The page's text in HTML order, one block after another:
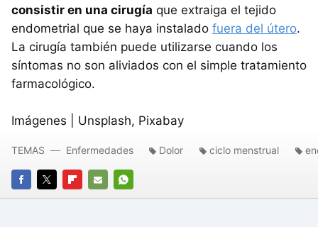
consistir en una cirugía que extraiga el tejido
endometrial que se haya instalado fuera del útero.
La cirugía también puede utilizarse cuando los
síntomas no son aliviados con el simple tratamiento
farmacológico.
Imágenes | Unsplash, Pixabay
FACEBOOK
TWITTERFLIPBOARD
E-
WHATSAPP
TEMAS Enfermedades Dolor ciclo menstrual